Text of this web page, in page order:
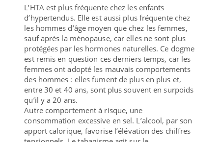
L’HTA est plus fréquente chez les enfants
d’hypertendus. Elle est aussi plus fréquente chez
les hommes d’âge moyen que chez les femmes,
sauf après la ménopause, car elles ne sont plus
protégées par les hormones naturelles. Ce dogme
est remis en question ces derniers temps, car les
femmes ont adopté les mauvais comportements
des hommes : elles fument de plus en plus et,
entre 30 et 40 ans, sont plus souvent en surpoids
qu’il y a 20 ans.
Autre comportement à risque, une
consommation excessive en sel. L’alcool, par son
apport calorique, favorise l’élévation des chiffres